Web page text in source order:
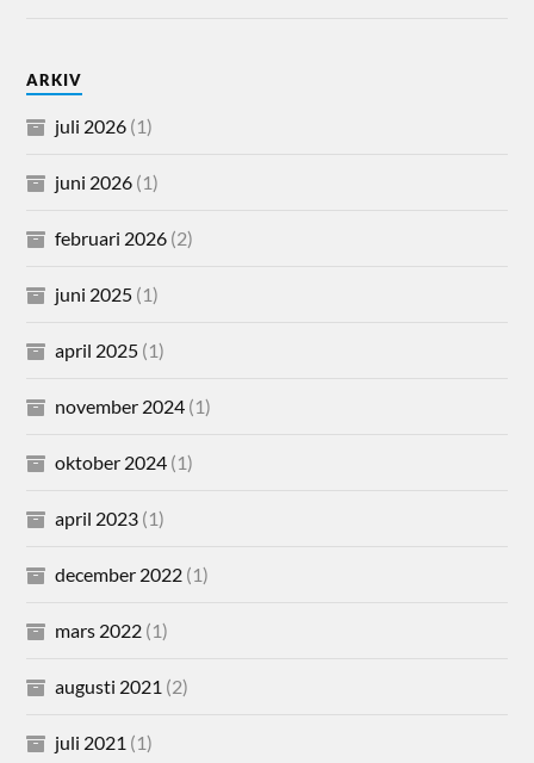
ARKIV
juli 2026 (1)
juni 2026 (1)
februari 2026 (2)
juni 2025 (1)
april 2025 (1)
november 2024 (1)
oktober 2024 (1)
april 2023 (1)
december 2022 (1)
mars 2022 (1)
augusti 2021 (2)
juli 2021 (1)